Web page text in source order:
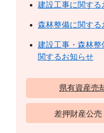
建設工事に関する
森林整備に関する
建設工事・森林整
関するお知らせ
県有資産売
差押財産公売